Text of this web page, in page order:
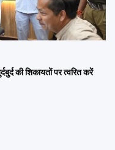
की शिकायतों पर त्वरित करें